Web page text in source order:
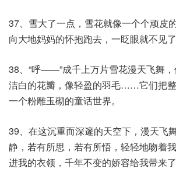
37、雪大了一点，雪花就像一个个顽皮
向大地妈妈的怀抱跑去，一眨眼就不见了
38、“呼——”成千上万片雪花漫天飞舞
洁白的花瓣，像轻盈的羽毛……它们把
一个粉雕玉砌的童话世界。
39、在这沉重而深邃的天空下，漫天飞
静，若有所思，若有所悟，轻轻地吻着
进我的衣领，千年不变的娇容给我带来了